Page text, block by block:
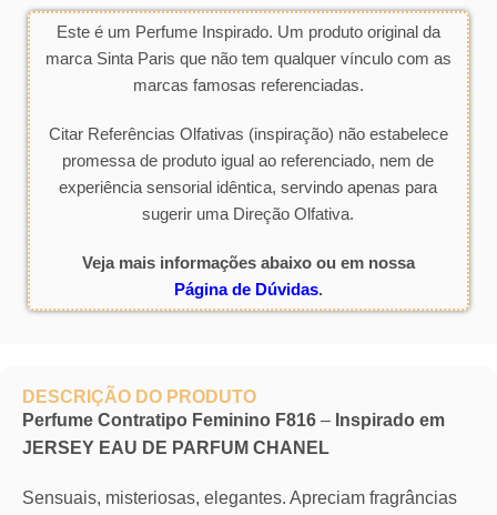
Este é um Perfume Inspirado. Um produto original da
marca Sinta Paris que não tem qualquer vínculo com as
marcas famosas referenciadas.
Citar Referências Olfativas (inspiração) não estabelece
promessa de produto igual ao referenciado, nem de
experiência sensorial idêntica, servindo apenas para
sugerir uma Direção Olfativa.
Veja mais informações abaixo ou em nossa
Página de Dúvidas.
DESCRIÇÃO DO PRODUTO
Perfume Contratipo Feminino F816 – Inspirado em
JERSEY EAU DE PARFUM CHANEL
Sensuais, misteriosas, elegantes. Apreciam fragrâncias